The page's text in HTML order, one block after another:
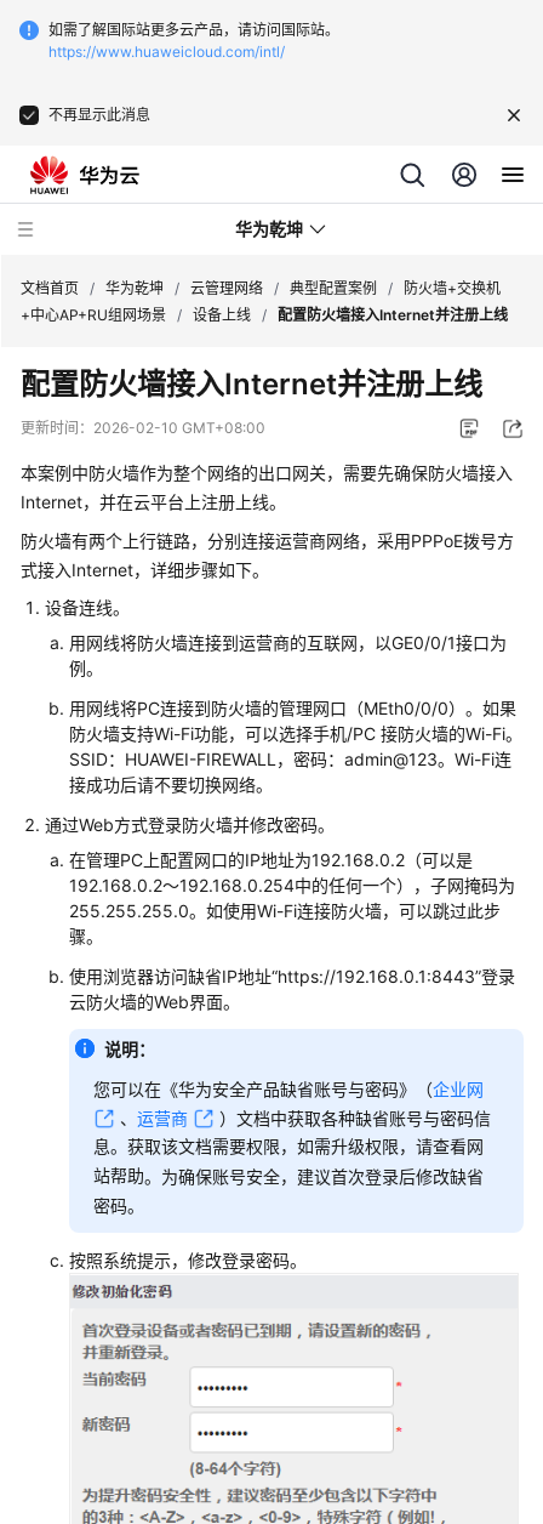
如需了解国际站更多云产品，请访问国际站。
https://www.huaweicloud.com/intl/
不再显示此消息
华为乾坤
安
全
云
务
管
理
网
型
配
置
案
例
单
AP
场
景
AP
组
网
场
景
AR+AP
组
场
景
AR+交
+AP
文档首页 / 华为乾坤 / 云管理网络 / 典型配置案例 /
防火墙+交换机
+中心AP+RU组网场景 / 设备上线 / 配置防火墙接入Internet并注册上线
配置防火墙接入Internet并注册上线
更新时间： 2026-02-10 GMT+08:00
本案例中防火墙作为整个网络的出口网关，需要先确保防火墙接入
Internet，并在云平台 上注册上线。
防火墙有两个上行链路，分别连接运营商网络，采用PPPoE拨号方
式接入Internet，详细步骤如下。
设备连线。
用网线将防火墙连接到运营商的互联网，以GE0/0/1接口为
例。
用网线将PC连接到防火墙的管理网口（MEth0/0/0）。如果
防火墙支持Wi-Fi功能，可以选择手机/PC 接防火墙的Wi-Fi。
SSID：HUAWEI-FIREWALL，密码：admin@123。Wi-Fi连
接成功后请不要切换网络。
通过Web方式登录防火墙并修改密码。
在管理PC上配置网口的IP地址为192.168.0.2（可以是
192.168.0.2～192.168.0.254中的任何一个），子网掩码为
255.255.255.0。如使用Wi-Fi连接防火墙，可以跳过此步
骤。
使用浏览器访问缺省IP地址“https://192.168.0.1:8443”登录
云防火墙的Web界面。
说明：
您可以在《华为安全产品缺省账号与密码》
（企业网
、 运营商 ） 文档中获取各种缺省账号与密码信
息。获取该文档需要权限，如需升级权限，请查看网
站帮助。为确保账号安全，建议首次登录后修改缺省
密码。
按照系统提示，修改登录密码。